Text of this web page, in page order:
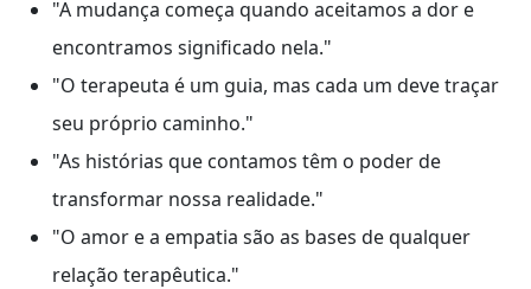
"A mudança começa quando aceitamos a dor e
encontramos significado nela."
"O terapeuta é um guia, mas cada um deve traçar
seu próprio caminho."
"As histórias que contamos têm o poder de
transformar nossa realidade."
"O amor e a empatia são as bases de qualquer
relação terapêutica."